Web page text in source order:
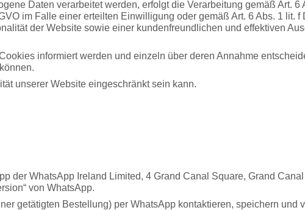
Daten verarbeitet werden, erfolgt die Verarbeitung gemäß Art. 6
im Falle einer erteilten Einwilligung oder gemäß Art. 6 Abs. 1 lit. f
der Website sowie einer kundenfreundlichen und effektiven
informiert werden und einzeln über deren Annahme
unserer Website eingeschränkt sein kann.
der WhatsApp Ireland Limited, 4 Grand Canal Square, Grand
von WhatsApp.
getätigten Bestellung) per WhatsApp kontaktieren, speichern und